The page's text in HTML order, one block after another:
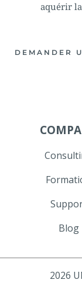
aquérir
DEMANDER
Blog
2026